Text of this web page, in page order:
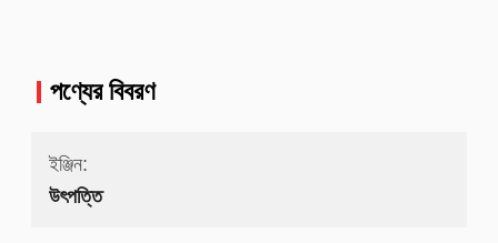
পণ্যের বিবরণ
ইঞ্জিন:
উৎপত্তি